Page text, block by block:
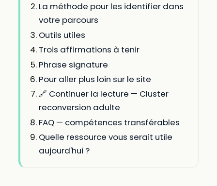
La méthode pour les identifier dans
votre parcours
Outils utiles
Trois affirmations à tenir
Phrase signature
Pour aller plus loin sur le site
🔗 Continuer la lecture — Cluster
reconversion adulte
FAQ — compétences transférables
Quelle ressource vous serait utile
aujourd'hui ?